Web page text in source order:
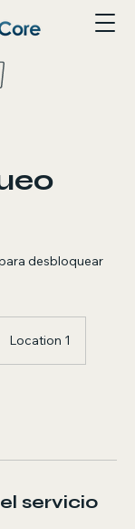
desbloquear
Location 1
servicio